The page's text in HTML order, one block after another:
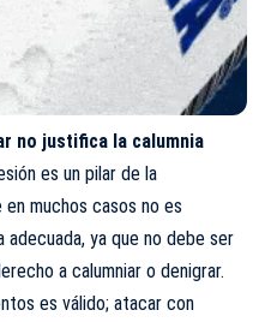
no justifica la calumnia
es un pilar de la
en muchos casos no es
adecuada, ya que no debe ser
a calumniar o denigrar.
es válido; atacar con